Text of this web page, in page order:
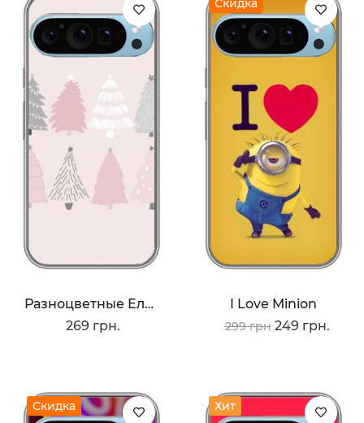
Разноцветные Елки
269 грн.
Скидка
I Love Minion
299 грн 249 грн.
Скидка Хит